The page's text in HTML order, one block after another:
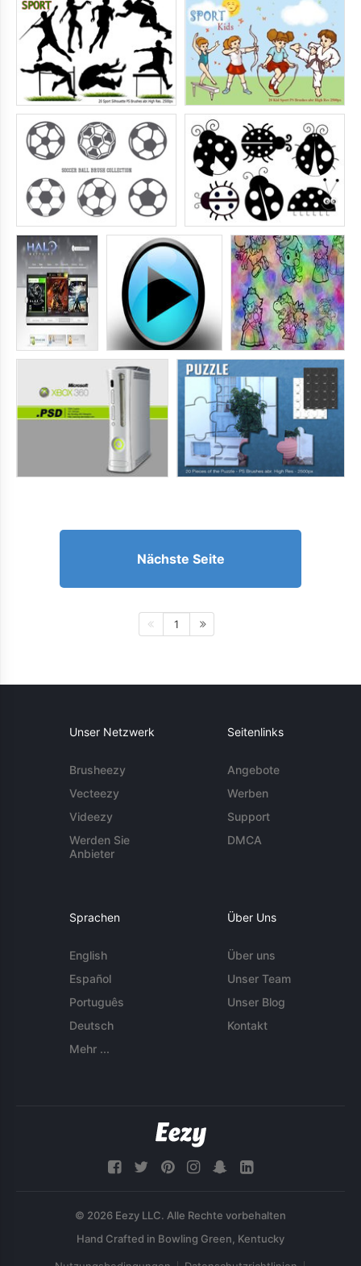
Nächste Seite
1
Unser Netzwerk
Brusheezy
Vecteezy
Videezy
Werden Sie
Anbieter
Seitenlinks
Angebote
Werben
Support
DMCA
Sprachen
English
Español
Português
Deutsch
Mehr ...
Über Uns
Über uns
Unser Team
Unser Blog
Kontakt
© 2026 Eezy LLC. Alle Rechte vorbehalten